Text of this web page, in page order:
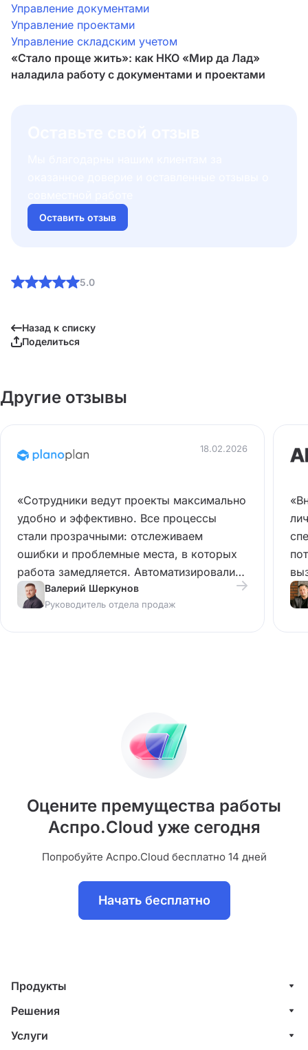
Управление документами
Управление проектами
Управление складским учетом
«Стало проще жить»: как НКО «Мир да Лад»
наладила работу с документами и проектами
Оставить отзыв
5.0
Назад к списку
Поделиться
Другие отзывы
18.02.2026
«Сотрудники ведут проекты максимально
удобно и эффективно. Все процессы
стали прозрачными: отслеживаем
ошибки и проблемные места, в которых
работа замедляется. Автоматизировали
рутинные действия, например, расчет
заработной платы для МОП-ов.»
Валерий Шеркунов
Руководитель отдела продаж
Оцените премущества работы
Аспро.Cloud уже сегодня
Попробуйте Аспро.Cloud бесплатно 14 дней
Начать бесплатно
Продукты
Управление клиентами (CRM)
Проекты
Решения
ИТ-компании
Услуги